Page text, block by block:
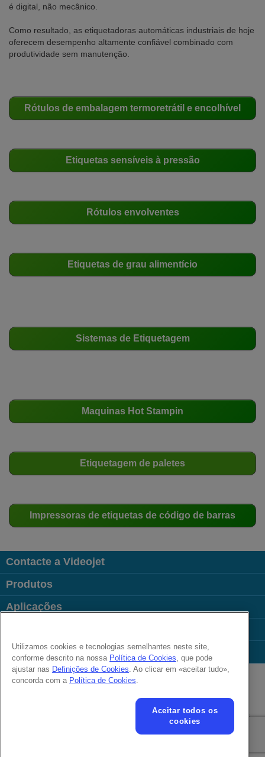
é digital, não mecânico.
Como resultado, as etiquetadoras automáticas industriais de hoje
oferecem desempenho altamente confiável combinado com
produtividade sem manutenção.
Rótulos de embalagem termoretrátil e encolhível
Etiquetas sensíveis à pressão
Rótulos envolventes
Etiquetas de grau alimentício
Sistemas de Etiquetagem
Maquinas Hot Stampin
Etiquetagem de paletes
Impressoras de etiquetas de código de barras
Contacte a Videojet
Produtos
Aplicações
Links úteis
Follow us on:
© 2026 Videojet Technologies Inc.
Política de cookies
Definições de cookies
Carreiras Termos de Uso Online
Utilizamos cookies e tecnologias semelhantes neste site,
conforme descrito na nossa Política de Cookies, que pode
ajustar nas Definições de Cookies. Ao clicar em «aceitar tudo»,
concorda com a Política de Cookies.
Aceitar todos os
cookies